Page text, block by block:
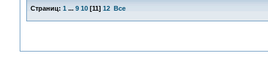
Страниц: 1 ... 9 10[11] 12 Все